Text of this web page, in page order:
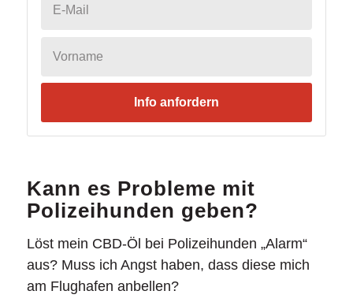
Info anfordern
Kann es Probleme mit
Polizeihunden geben?
Löst mein CBD-Öl bei Polizeihunden „Alarm“
aus? Muss ich Angst haben, dass diese mich
am Flughafen anbellen?